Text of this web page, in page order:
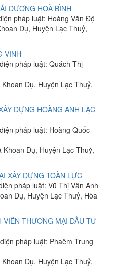
DƯƠNG HOÀ BÌNH
pháp luật: Hoàng Văn Độ
Dụ, Huyện Lạc Thuỷ,
VINH
pháp luật: Quách Thị
Dụ, Huyện Lạc Thuỷ,
DỰNG HOÀNG ANH LẠC
pháp luật: Hoàng Quốc
Dụ, Huyện Lạc Thuỷ,
XÂY DỰNG TOÀN LỰC
pháp luật: Vũ Thị Vân Anh
Dụ, Huyện Lạc Thuỷ, Hòa
VIÊN THƯƠNG MẠI ĐẦU TƯ
pháp luật: Phaêm Trung
Dụ, Huyện Lạc Thuỷ,